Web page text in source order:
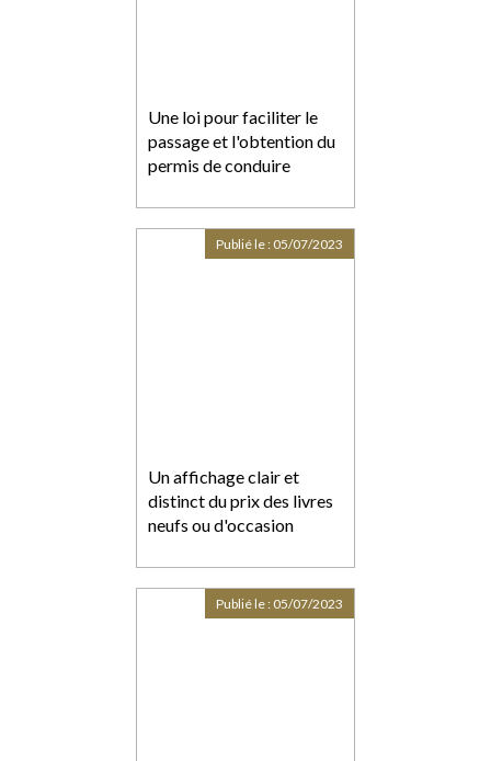
Une loi pour faciliter le
passage et l'obtention du
permis de conduire
Un affichage clair et
distinct du prix des livres
neufs ou d'occasion
Publié le : 05/07/2023
Publié le : 05/07/2023